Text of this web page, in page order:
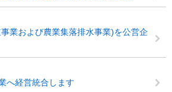
業および農業集落排水事業)を公営企
へ経営統合します